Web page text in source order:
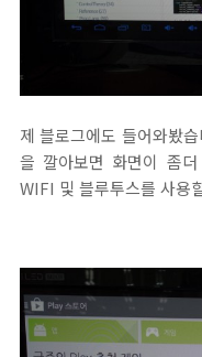
제 블로그에도 들어와봤
을 깔아보면 화면이 좀
WIFI 및 블루투스를 사용